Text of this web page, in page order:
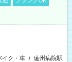
イク・車 / 遠州病院駅